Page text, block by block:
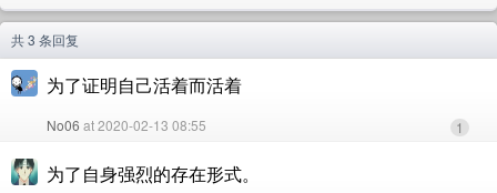
共 3 条回复
为了证明自己活着而活着
No06 at 2020-02-13 08:55 1
为了自身强烈的存在形式。